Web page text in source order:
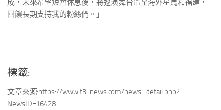
成，未來希望短暫休息後，將巡演舞台帶至海外星馬和福建，
回饋長期支持我的粉絲們。」
標籤:
文章來源:https://www.t3-news.com/news_detail.php?
NewsID=16428